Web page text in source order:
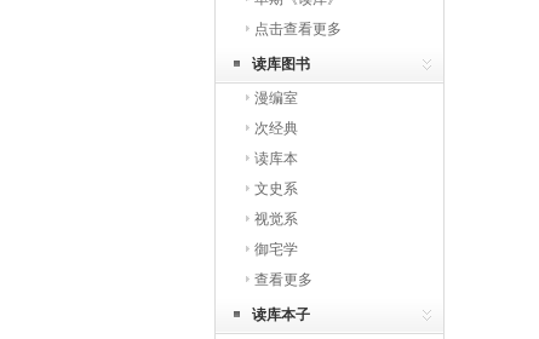
点击查看更多
读库图书
漫编室
次经典
读库本
文史系
视觉系
御宅学
查看更多
读库本子